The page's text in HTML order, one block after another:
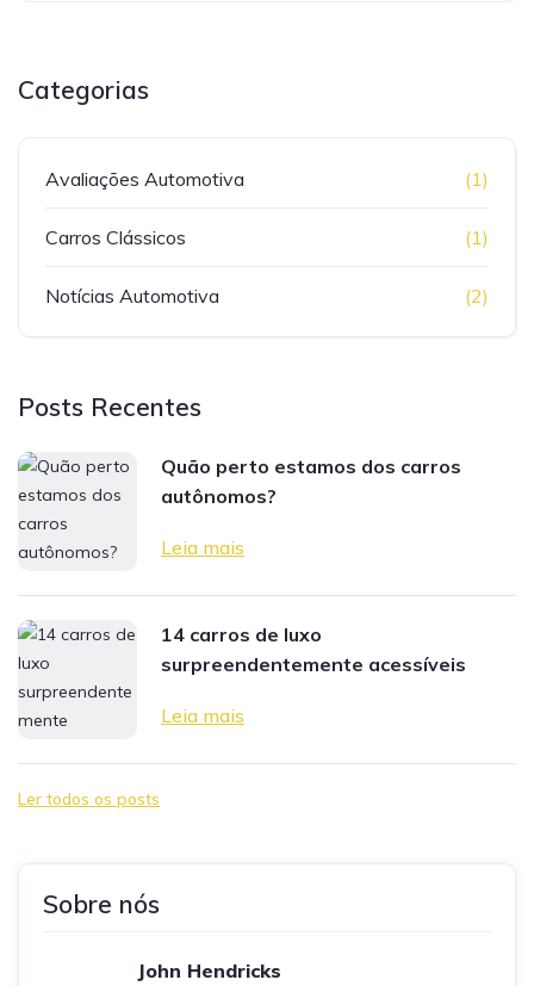
Categorias
Avaliações Automotiva (1)
Carros Clássicos (1)
Notícias Automotiva (2)
Posts Recentes
Quão perto estamos dos carros
autônomos?
Leia mais
14 carros de luxo
surpreendentemente acessíveis
Leia mais
Ler todos os posts
Sobre nós
John Hendricks